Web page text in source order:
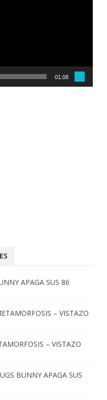
01:08
APAGA SUS 86
– VISTAZO
– VISTAZO
BUNNY APAGA SUS